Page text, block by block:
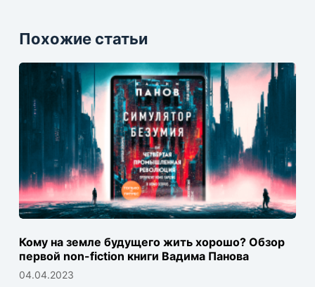
Похожие статьи
Кому на земле будущего жить хорошо? Обзор
первой non-fiction книги Вадима Панова
04.04.2023